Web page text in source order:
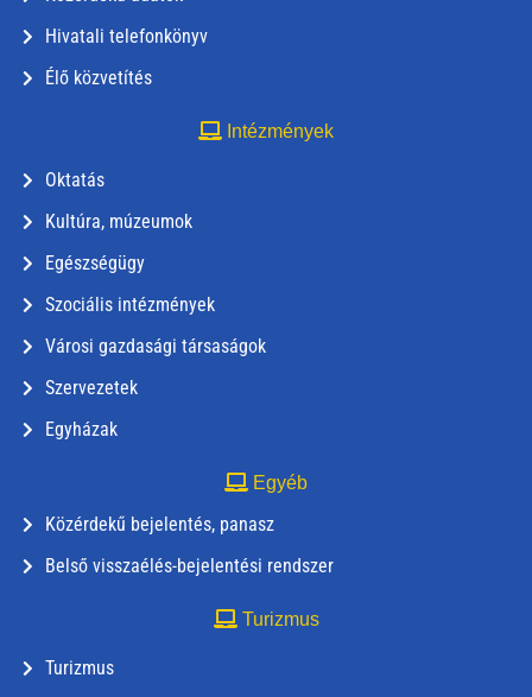
Hivatali telefonkönyv
Élő közvetítés
Intézmények
Oktatás
Kultúra, múzeumok
Egészségügy
Szociális intézmények
Városi gazdasági társaságok
Szervezetek
Egyházak
Egyéb
Közérdekű bejelentés, panasz
Belső visszaélés-bejelentési rendszer
Turizmus
Turizmus